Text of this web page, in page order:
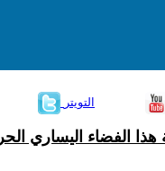
التويتر
الفضاء اليساري الحر